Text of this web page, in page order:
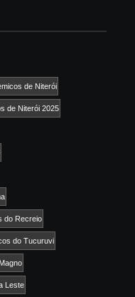
de Niterói
de Niterói 2025
do Recreio
do Tucuruvi
Leste